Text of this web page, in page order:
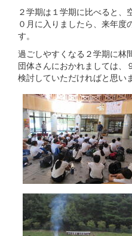
２学期は１学期に比べると、
０月に入りましたら、来年度
す。
過ごしやすくなる２学期に林
団体さんにおかれましては、
検討していただければと思いま